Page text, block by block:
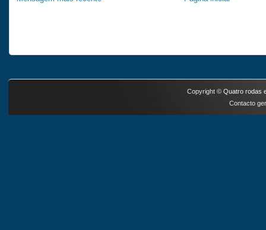
Copyright © Quatro rodas
Contacto